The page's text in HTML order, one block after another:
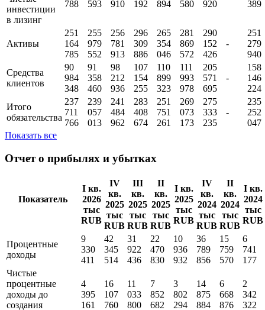
Чистый
кредитный
Чистые
инвестиции
676
788
832
593
782
910
631
192
317
894
048
580
595
920
718
389
Активы
251
164
785
255
979
552
256
781
913
296
309
886
265
354
046
281
869
572
290
152
426
251
279
940
Средства
клиентов
90
984
348
91
358
460
98
212
936
107
154
255
110
899
323
111
993
978
205
571
695
158
146
224
обязательства
711
766
013
484
962
674
Отчет о прибылях и убытках
2026
тыс
RUB
IV
кв.
2025
тыс
RUB
III
кв.
2025
тыс
RUB
II
кв.
2025
тыс
RUB
2025
тыс
RUB
IV
кв.
2024
тыс
RUB
II
кв.
2024
тыс
RUB
2024
тыс
RUB
Процентные
доходы
9
330
411
42
345
514
31
922
436
22
470
830
10
936
932
36
789
856
15
759
570
6
741
177